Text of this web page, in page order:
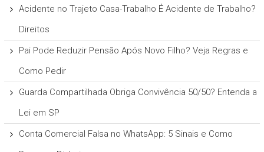
Acidente no Trajeto Casa-Trabalho É Acidente de Trabalho?
Direitos
Pai Pode Reduzir Pensão Após Novo Filho? Veja Regras e
Como Pedir
Guarda Compartilhada Obriga Convivência 50/50? Entenda a
Lei em SP
Conta Comercial Falsa no WhatsApp: 5 Sinais e Como